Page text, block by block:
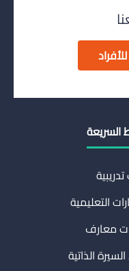
للأفراد
السريعة
التعليمية
معارف
الذاتية